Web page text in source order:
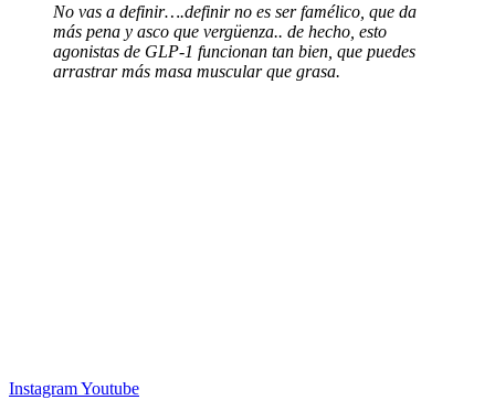
No vas a definir….definir no es ser famélico, que da
más pena y asco que vergüenza.. de hecho, esto
agonistas de GLP-1 funcionan tan bien, que puedes
arrastrar más masa muscular que grasa.
InstagramYoutube